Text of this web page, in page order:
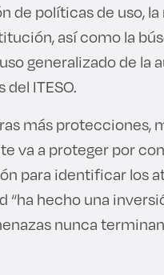
de políticas de uso,
así como la
generalizado de la
ITESO.
más protecciones,
va a proteger por
para identificar los
“ha hecho una
nunca